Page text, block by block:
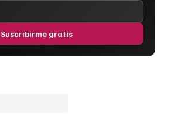
Suscribirme gratis